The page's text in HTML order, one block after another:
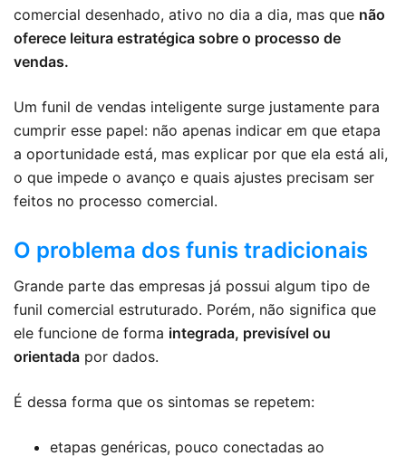
comercial desenhado, ativo no dia a dia, mas que não
oferece leitura estratégica sobre o processo de
vendas.
Um funil de vendas inteligente surge justamente para
cumprir esse papel: não apenas indicar em que etapa
a oportunidade está, mas explicar por que ela está ali,
o que impede o avanço e quais ajustes precisam ser
feitos no processo comercial.
O problema dos funis tradicionais
Grande parte das empresas já possui algum tipo de
funil comercial estruturado. Porém, não significa que
ele funcione de forma integrada, previsível ou
orientada por dados.
É dessa forma que os sintomas se repetem:
etapas genéricas, pouco conectadas ao